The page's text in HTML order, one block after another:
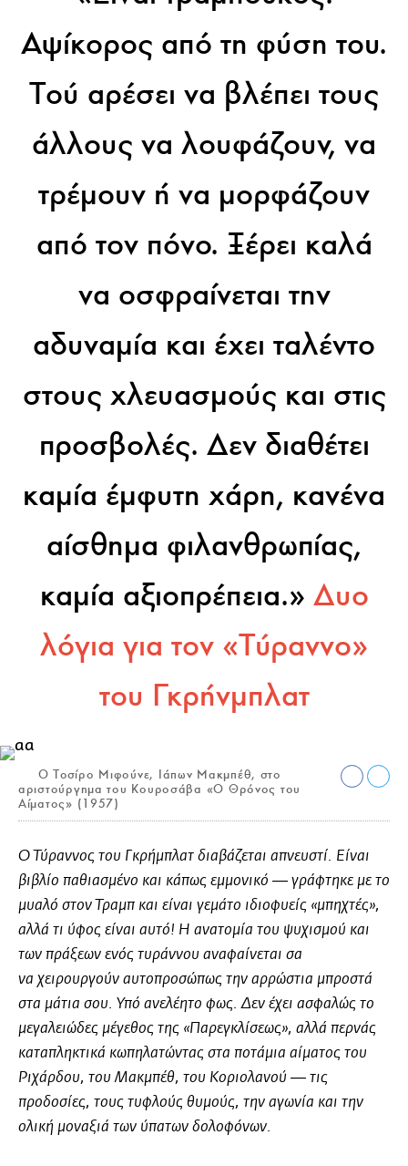
Αψίκορος από τη φύση του.
Τού αρέσει να βλέπει τους
άλλους να λουφάζουν, να
τρέμουν ή να μορφάζουν
από τον πόνο. Ξέρει καλά
να οσφραίνεται την
αδυναμία και έχει ταλέντο
στους χλευασμούς και στις
προσβολές. Δεν διαθέτει
καμία έμφυτη χάρη, κανένα
αίσθημα φιλανθρωπίας,
καμία αξιοπρέπεια.» Δυο
λόγια για τον «Τύραννο»
του Γκρήνμπλατ
O Toσίρο Μιφούνε, Ιάπων Μακμπέθ, στο
αριστούργημα του Κουροσάβα «Ο Θρόνος του
Αίματος» (1957)
Ο Τύραννος του Γκρήμπλατ διαβάζεται απνευστί. Είναι
βιβλίο παθιασμένο και κάπως εμμονικό ― γράφτηκε με το
μυαλό στον Τραμπ και είναι γεμάτο ιδιοφυείς «μπηχτές»,
αλλά τι ύφος είναι αυτό! Η ανατομία του ψυχισμού και
των πράξεων ενός τυράννου αναφαίνεται σα
να χειρουργούν αυτοπροσώπως την αρρώστια μπροστά
στα μάτια σου. Υπό ανελέητο φως. Δεν έχει ασφαλώς το
μεγαλειώδες μέγεθος της «Παρεγκλίσεως», αλλά περνάς
καταπληκτικά κωπηλατώντας στα ποτάμια αίματος του
Ριχάρδου, του Μακμπέθ, του Κοριολανού ― τις
προδοσίες, τους τυφλούς θυμούς, την αγωνία και την
ολική μοναξιά των ύπατων δολοφόνων.